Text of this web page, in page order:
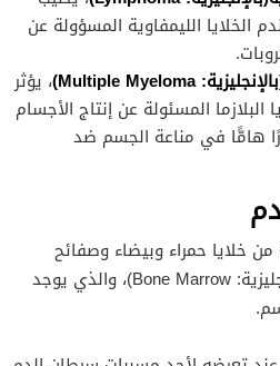
الخلايا الليمفاوية المسؤولة عن
Multiple Myeloma
)، يؤثر
البلازما المسئولة عن إنتاج الأجسام
هامًّا في مناعة الجسم ضد
من خلايا حمراء وبيضاء وصفائح
دموية في نخاع العظام(بالإنجليزية: Bone Marrow)، والذي يوجد